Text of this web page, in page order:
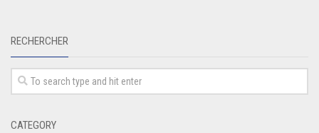
RECHERCHER
CATEGORY